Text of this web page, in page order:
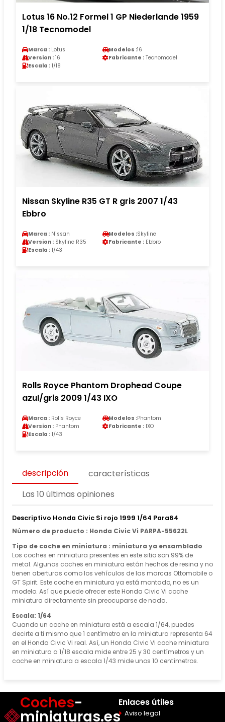
Lotus 16 No.12 Formel 1 GP Niederlande 1959
1/18 Tecnomodel
Marca : Lotus Modelos :16
Version : 16 Fabricante : Tecnomodel
Escala : 1/18
Nissan Skyline R35 GT R gris 2007 1/43
Ebbro
Marca : Nissan Modelos :Skyline
Version : Skyline R35 Fabricante : Ebbro
Escala : 1/43
Rolls Royce Phantom Drophead Coupe
azul/gris 2009 1/43 IXO
Marca : Rolls Royce Modelos :Phantom
Version : Phantom Fabricante : IXO
Escala : 1/43
descripción
características
Las 10 últimas opiniones
Descriptivo Honda Civic Si rojo 1999 1/64 Para64
Número de producto : Honda Civic Vi PARPA-55622L
Tipo de coche en miniatura : miniatura ya ensamblado
Los coches en miniatura presentes en este sitio son 99% de
metal. Algunos coches en miniatura están hechos de resina y no
tienen aberturas como los vehículos de las marcas Ottomobile o
GT Spirit. Este coche en miniatura ya está montado, no es un
modelo. Así que puede ofrecer este Honda Civic Vi coche
miniatura directamente sin preocuparse de nada.
Escala: 1/64
Cuando un coche en miniatura está a escala 1/64, puedes
decirte a ti mismo que 1 centímetro en la miniatura representa 64
en el Honda Civic Vi real. Así, un Honda Civic Vi coche miniatura
en miniatura a 1/18 escala mide entre 25 y 30 centímetros y un
coche en miniatura a escala 1/43 mide unos 10 centímetros.
Coches-
miniaturas.es
Enlaces útiles
Aviso legal